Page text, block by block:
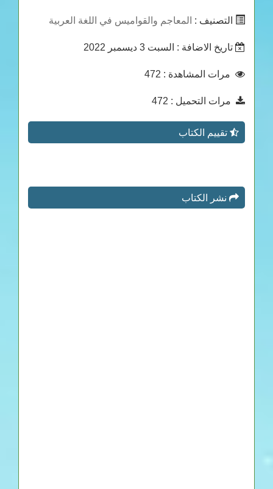
التصنيف : المعاجم والقواميس في اللغة العربية
تاريخ الاضافة : السبت 3 ديسمبر 2022
مرات المشاهدة : 472
مرات التحميل : 472
تقييم الكتاب
نشر الكتاب